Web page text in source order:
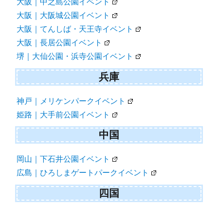
大阪｜中之島公園イベント
大阪｜大阪城公園イベント
大阪｜てんしば・天王寺イベント
大阪｜長居公園イベント
堺｜大仙公園・浜寺公園イベント
兵庫
神戸｜メリケンパークイベント
姫路｜大手前公園イベント
中国
岡山｜下石井公園イベント
広島｜ひろしまゲートパークイベント
四国